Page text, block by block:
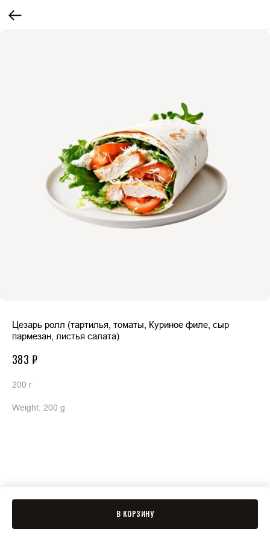
Цезарь ролл (тартилья, томаты, Куриное филе, сыр
пармезан, листья салата)
383 ₽
В КОРЗИНУ
200 г
Weight: 200 g